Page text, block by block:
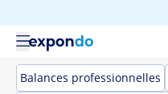
Balances professionnelles